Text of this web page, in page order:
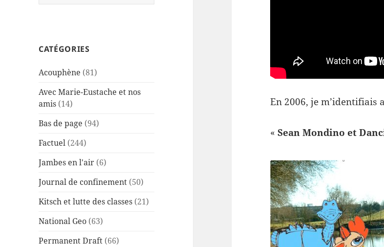
CATÉGORIES
Acouphène (81)
Avec Marie-Eustache et nos
amis (14)
Bas de page (94)
Factuel (244)
Jambes en l'air (6)
Journal de confinement (50)
Kitsch et lutte des classes (21)
National Geo (63)
Permanent Draft (66)
En 2006, je m’identifiais
«Sean Mondino et